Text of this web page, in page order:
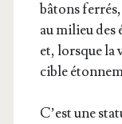
bâtons
au milieu des
et, lorsque la
cible
C’est une